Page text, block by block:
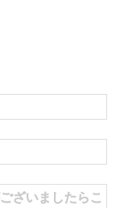
ざいましたらこ